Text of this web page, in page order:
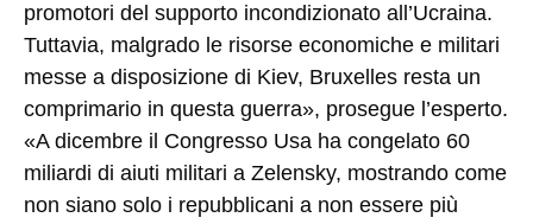
promotori del supporto incondizionato all’Ucraina.
Tuttavia, malgrado le risorse economiche e militari
messe a disposizione di Kiev, Bruxelles resta un
comprimario in questa guerra», prosegue l’esperto.
«A dicembre il Congresso Usa ha congelato 60
miliardi di aiuti militari a Zelensky, mostrando come
non siano solo i repubblicani a non essere più